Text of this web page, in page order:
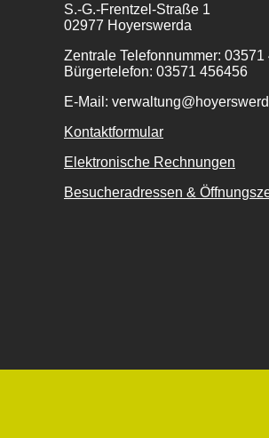
S.-G.-Frentzel-Straße 1
02977 Hoyerswerda
Zentrale Telefonnummer: 03571
Bürgertelefon: 03571 456456
E-Mail:
Kontaktformular
Elektronische Rechnungen
Besucheradressen &